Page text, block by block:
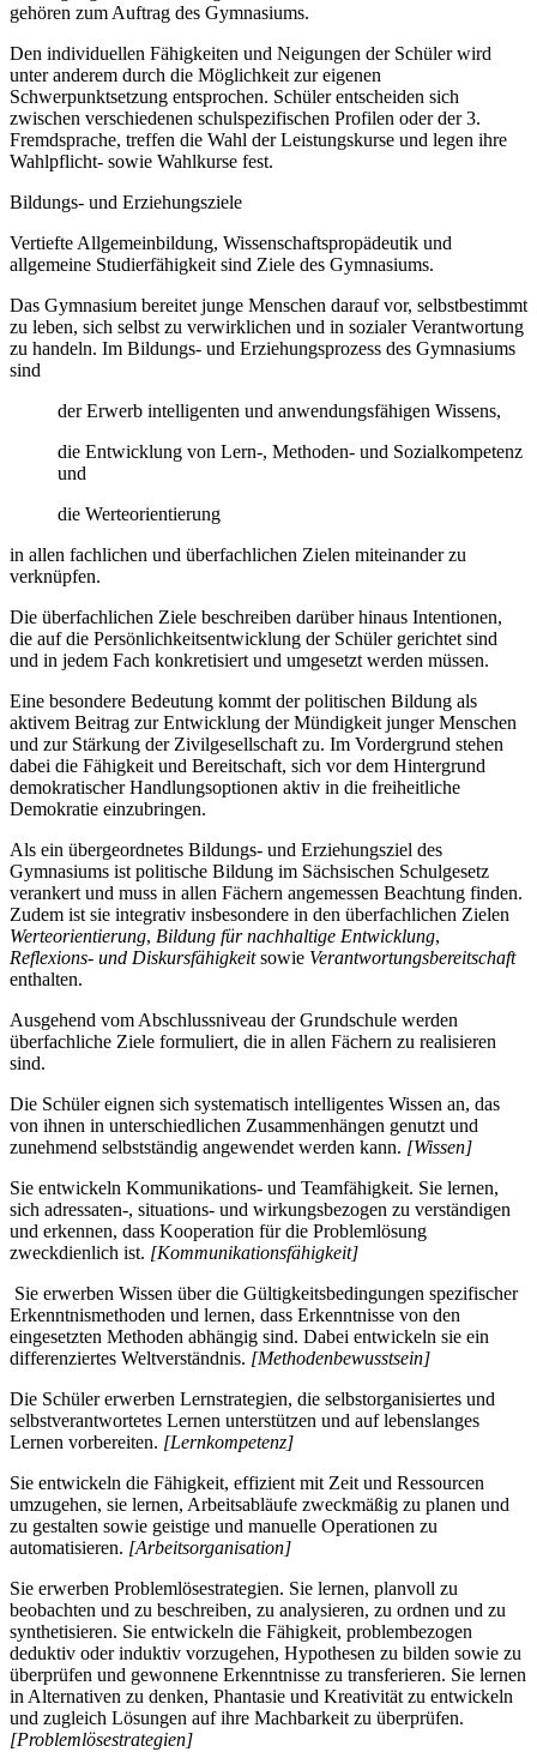
gehören zum Auftrag des Gymnasiums.
Den individuellen Fähigkeiten und Neigungen der Schüler wird
unter anderem durch die Möglichkeit zur eigenen
Schwerpunktsetzung entsprochen. Schüler entscheiden sich
zwischen verschiedenen schulspezifischen Profilen oder der 3.
Fremdsprache, treffen die Wahl der Leistungskurse und legen ihre
Wahlpflicht- sowie Wahlkurse fest.
Bildungs- und Erziehungsziele
Vertiefte Allgemeinbildung, Wissenschaftspropädeutik und
allgemeine Studierfähigkeit sind Ziele des Gymnasiums.
Das Gymnasium bereitet junge Menschen darauf vor, selbstbestimmt
zu leben, sich selbst zu verwirklichen und in sozialer Verantwortung
zu handeln. Im Bildungs- und Erziehungsprozess des Gymnasiums
sind
der Erwerb intelligenten und anwendungsfähigen Wissens,
die Entwicklung von Lern-, Methoden- und Sozialkompetenz
und
die Werteorientierung
in allen fachlichen und überfachlichen Zielen miteinander zu
verknüpfen.
Die überfachlichen Ziele beschreiben darüber hinaus Intentionen,
die auf die Persönlichkeitsentwicklung der Schüler gerichtet sind
und in jedem Fach konkretisiert und umgesetzt werden müssen.
Eine besondere Bedeutung kommt der politischen Bildung als
aktivem Beitrag zur Entwicklung der Mündigkeit junger Menschen
und zur Stärkung der Zivilgesellschaft zu. Im Vordergrund stehen
dabei die Fähigkeit und Bereitschaft, sich vor dem Hintergrund
demokratischer Handlungsoptionen aktiv in die freiheitliche
Demokratie einzubringen.
Als ein übergeordnetes Bildungs- und Erziehungsziel des
Gymnasiums ist politische Bildung im Sächsischen Schulgesetz
verankert und muss in allen Fächern angemessen Beachtung finden.
Zudem ist sie integrativ insbesondere in den überfachlichen Zielen
Werteorientierung, Bildung für nachhaltige Entwicklung,
Reflexions- und Diskursfähigkeitsowie Verantwortungsbereitschaft
enthalten.
Ausgehend vom Abschlussniveau der Grundschule werden
überfachliche Ziele formuliert, die in allen Fächern zu realisieren
sind.
Die Schüler eignen sich systematisch intelligentes Wissen an, das
von ihnen in unterschiedlichen Zusammenhängen genutzt und
zunehmend selbstständig angewendet werden kann. [Wissen]
Sie entwickeln Kommunikations- und Teamfähigkeit. Sie lernen,
sich adressaten-, situations- und wirkungsbezogen zu verständigen
und erkennen, dass Kooperation für die Problemlösung
zweckdienlich ist. [Kommunikationsfähigkeit]
Sie erwerben Wissen über die Gültigkeitsbedingungen spezifischer
Erkenntnismethoden und lernen, dass Erkenntnisse von den
eingesetzten Methoden abhängig sind. Dabei entwickeln sie ein
differenziertes Weltverständnis. [Methodenbewusstsein]
Die Schüler erwerben Lernstrategien, die selbstorganisiertes und
selbstverantwortetes Lernen unterstützen und auf lebenslanges
Lernen vorbereiten. [Lernkompetenz]
Sie entwickeln die Fähigkeit, effizient mit Zeit und Ressourcen
umzugehen, sie lernen, Arbeitsabläufe zweckmäßig zu planen und
zu gestalten sowie geistige und manuelle Operationen zu
automatisieren. [Arbeitsorganisation]
Sie erwerben Problemlösestrategien. Sie lernen, planvoll zu
beobachten und zu beschreiben, zu analysieren, zu ordnen und zu
synthetisieren. Sie entwickeln die Fähigkeit, problembezogen
deduktiv oder induktiv vorzugehen, Hypothesen zu bilden sowie zu
überprüfen und gewonnene Erkenntnisse zu transferieren. Sie lernen
in Alternativen zu denken, Phantasie und Kreativität zu entwickeln
und zugleich Lösungen auf ihre Machbarkeit zu überprüfen.
[Problemlösestrategien]